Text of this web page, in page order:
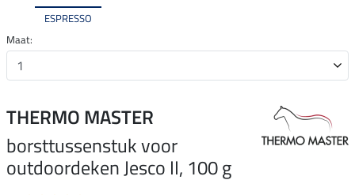
ESPRESSO
Maat:
THERMO MASTER
borsttussenstuk voor
outdoordeken Jesco II, 100 g